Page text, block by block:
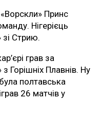
Принс
Нігерієць
зі Стрию.
грав за
Горішніх Плавнів. Ну
полтавська
26 матчів у